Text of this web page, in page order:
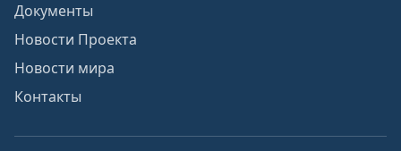
Документы
Новости Проекта
Новости мира
Контакты